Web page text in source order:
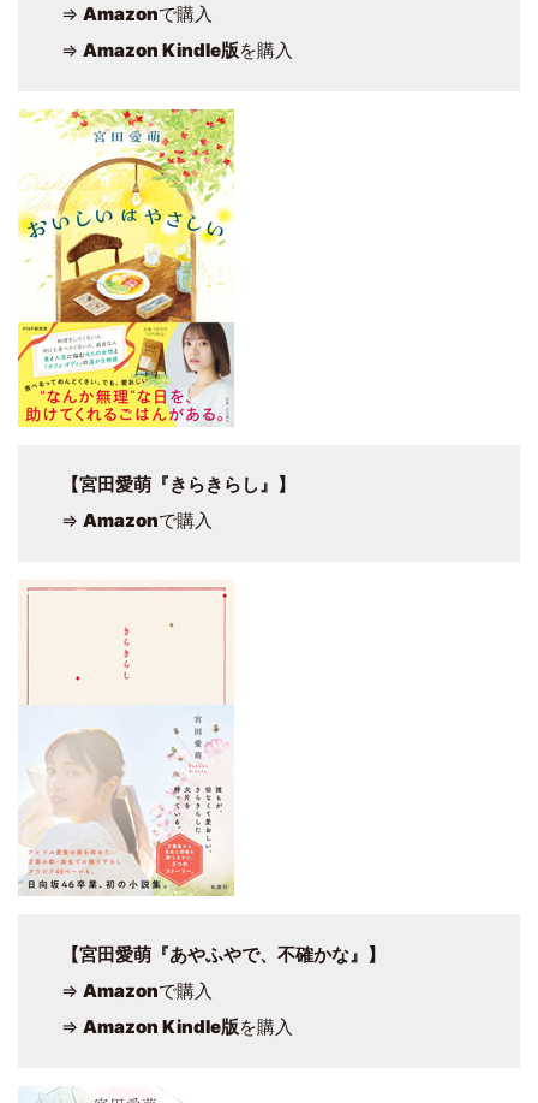
⇒ Amazonで購入
⇒ Amazon Kindle版を購入
【宮田愛萌『きらきらし』】
⇒ Amazonで購入
【宮田愛萌『あやふやで、不確かな』】
⇒ Amazonで購入
⇒ Amazon Kindle版を購入